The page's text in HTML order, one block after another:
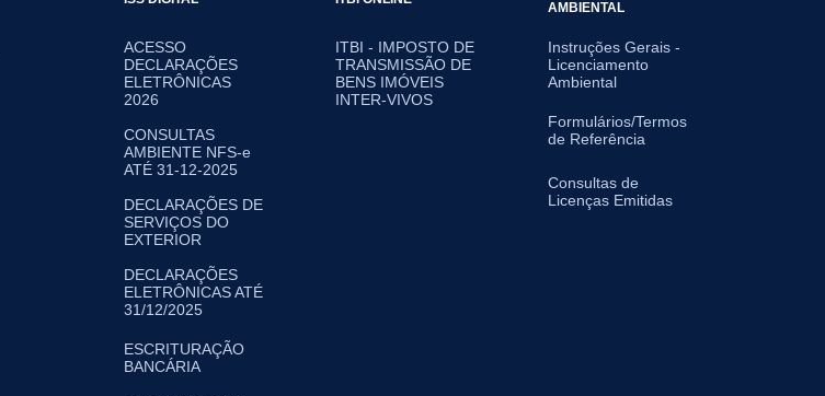
ACESSO
DECLARAÇÕES
ELETRÔNICAS
2026
CONSULTAS
AMBIENTE NFS-e
ATÉ 31-12-2025
DECLARAÇÕES DE
SERVIÇOS DO
EXTERIOR
DECLARAÇÕES
ELETRÔNICAS ATÉ
31/12/2025
ESCRITURAÇÃO
BANCÁRIA
ITBI - IMPOSTO DE
TRANSMISSÃO DE
BENS IMÓVEIS
INTER-VIVOS
AMBIENTAL
Instruções Gerais -
Licenciamento
Ambiental
Formulários/Termos
de Referência
Consultas de
Licenças Emitidas